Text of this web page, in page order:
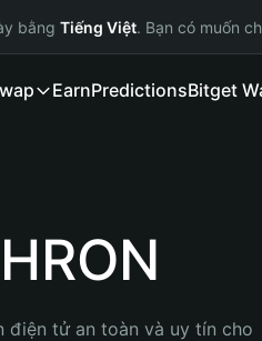
bằng Tiếng Việt. Bạn có muốn
EarnPredictionsBitget
điện tử an toàn và uy tín cho